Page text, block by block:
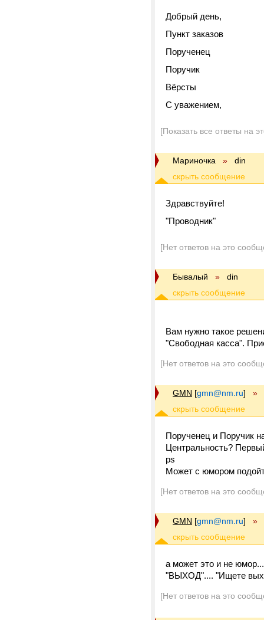
Добрый день,
Пункт заказов
Порученец
Поручик
Вёрсты
С уважением,
[Показать все ответы на
Мариночка » din
Здравствуйте!
"Проводник"
[Нет ответов на это
Бывалый » din
Вам нужно такое
"Свободная касса".
[Нет ответов на это
GMN [gmn@nm.ru] »
Порученец и Поручик
Центральность?
ps
Может с юмором
[Нет ответов на это
GMN [gmn@nm.ru] »
а может это и не юмор...
"ВЫХОД".... "Ищете
[Нет ответов на это